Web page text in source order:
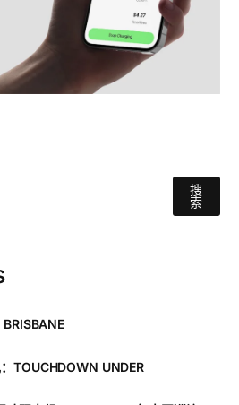
搜
索
TOUCHDOWN UNDER